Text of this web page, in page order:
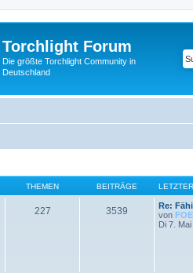
Torchlight Forum
Die größte Torchlight Community in
Deutschland
THEMEN BEITRÄGE
227 3539
Re:
von FOE
Di 7.